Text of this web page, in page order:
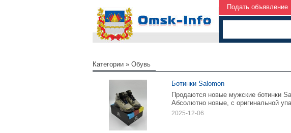
Подать объявление
Категории » Обувь
Ботинки Salomon
Продаются новые мужские ботинки
Абсолютно новые, с оригинальной
2025-12-06